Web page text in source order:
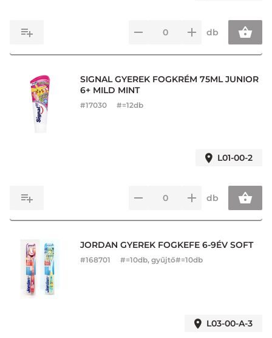
db
SIGNAL GYEREK FOGKRÉM 75ML JUNIOR
6+ MILD MINT
#17030 #=12db
L01-00-2
db
JORDAN GYEREK FOGKEFE 6-9ÉV SOFT
#168701 #=10db, gyűjtő#=10db
L03-00-A-3